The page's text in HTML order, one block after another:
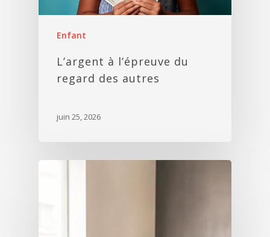
Enfant
L’argent à l’épreuve du
regard des autres
juin 25, 2026